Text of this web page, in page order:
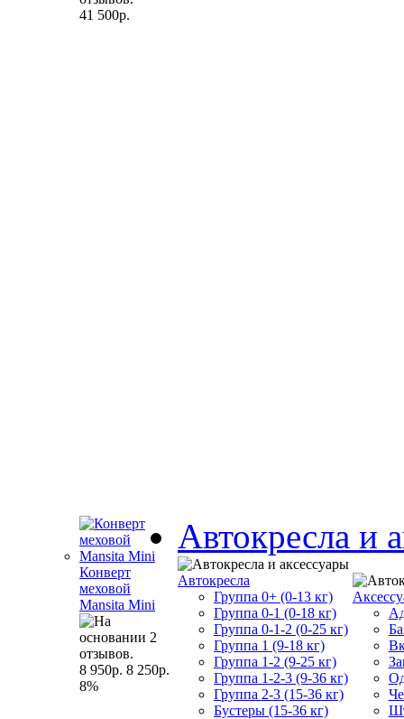
41 500р.
Конверт
меховой
Mansita Mini
8 950р. 8 250р.
8%
Автокресла и
Автокресла
Группа 0+ (0-13 кг)
Группа 0-1 (0-18 кг)
Группа 0-1-2 (0-25 кг)
Группа 1 (9-18 кг)
Группа 1-2 (9-25 кг)
Группа 1-2-3 (9-36 кг)
Группа 2-3 (15-36 кг)
Бустеры (15-36 кг)